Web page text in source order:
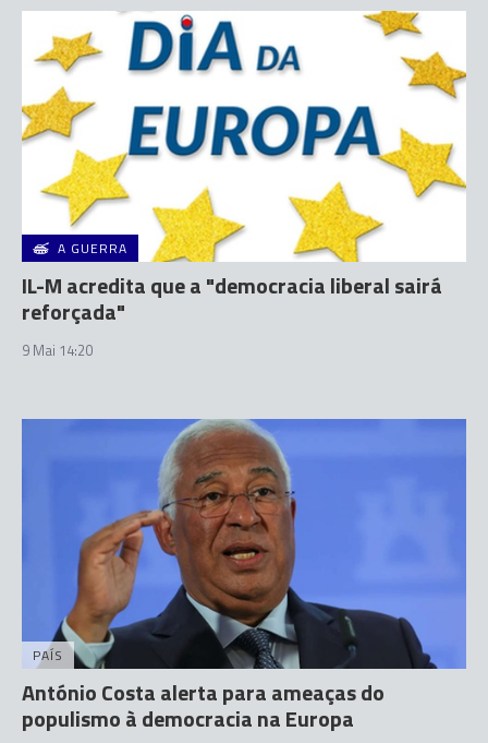
A GUERRA
IL-M acredita que a "democracia liberal sairá
reforçada"
9 Mai 14:20
PAÍS
António Costa alerta para ameaças do
populismo à democracia na Europa